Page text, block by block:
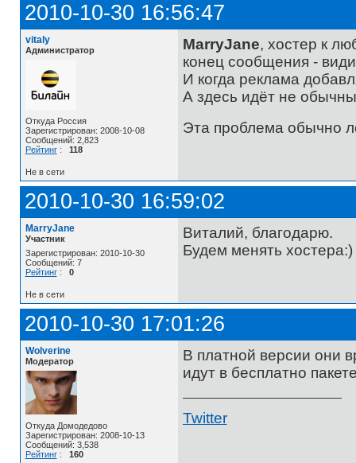
2010-10-30 16:56:47
vitaly
Администратор
Откуда Россия
Зарегистрирован: 2008-10-08
Сообщений: 2,823
Рейтинг: 118
MarryJane, хостер к
конец сообщения -
И когда реклама
А здесь идёт не
Эта проблема обычно
Не в сети
2010-10-30 16:59:02
MarryJane
Участник
Зарегистрирован: 2010-10-30
Сообщений: 7
Рейтинг: 0
Виталий, благодарю.
Будем менять хостера:)
Не в сети
2010-10-30 17:01:26
Wolverine
Модератор
Откуда Домодедово
Зарегистрирован: 2008-10-13
Сообщений: 3,538
Рейтинг: 160
В платной версии они
идут в бесплатно
Twitter